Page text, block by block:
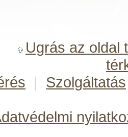
Ugrás az oldal
| Szolgáltatás